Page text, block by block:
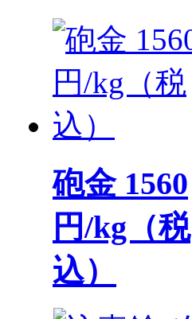
砲金 1560
円/kg（税
込）